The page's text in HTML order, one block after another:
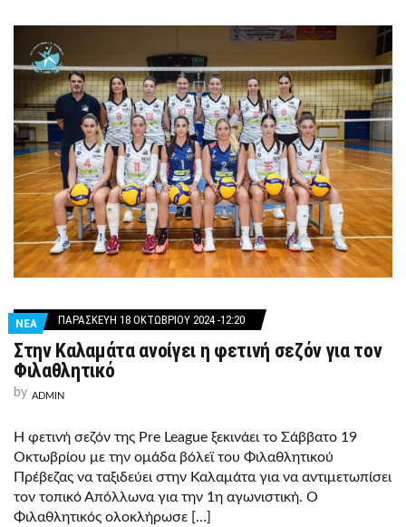
ΝΕΑ ΠΑΡΑΣΚΕΥΉ 18 ΟΚΤΩΒΡΊΟΥ 2024 -12:20
Στην Καλαμάτα ανοίγει η φετινή σεζόν για τον
Φιλαθλητικό
by ADMIN
Η φετινή σεζόν της Pre League ξεκινάει το Σάββατο 19
Οκτωβρίου με την ομάδα βόλεϊ του Φιλαθλητικού
Πρέβεζας να ταξιδεύει στην Καλαμάτα για να αντιμετωπίσει
τον τοπικό Απόλλωνα για την 1η αγωνιστική. Ο
Φιλαθλητικός ολοκλήρωσε […]